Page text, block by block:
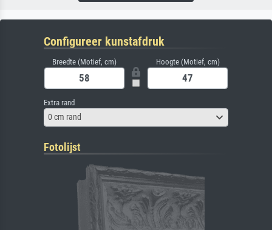
Configureer kunstafdruk
Breedte (Motief, cm) Hoogte (Motief, cm)
Extra rand
0 cm rand
Fotolijst